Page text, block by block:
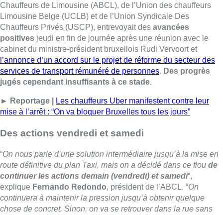
Chauffeurs de Limousine (ABCL), de l’Union des chauffeurs
Limousine Belge (UCLB) et de l’Union Syndicale Des
Chauffeurs Privés (USCP), entrevoyait des avancées
positives jeudi en fin de journée après une réunion avec le
cabinet du ministre-président bruxellois Rudi Vervoort et
l’annonce d’un accord sur le projet de réforme du secteur des
services de transport rémunéré de personnes. Des progrès
jugés cependant insuffisants à ce stade.
► Reportage |
Les chauffeurs Uber manifestent contre leur
mise à l’arrêt : “On va bloquer Bruxelles tous les jours”
Des actions vendredi et samedi
“On nous parle d’une solution intermédiaire jusqu’à la mise en
route définitive du plan Taxi, mais on a décidé dans ce flou de
continuer les actions demain (vendredi) et samedi“,
explique Fernando Redondo, président de l’ABCL. “On
continuera à maintenir la pression jusqu’à obtenir quelque
chose de concret. Sinon, on va se retrouver dans la rue sans